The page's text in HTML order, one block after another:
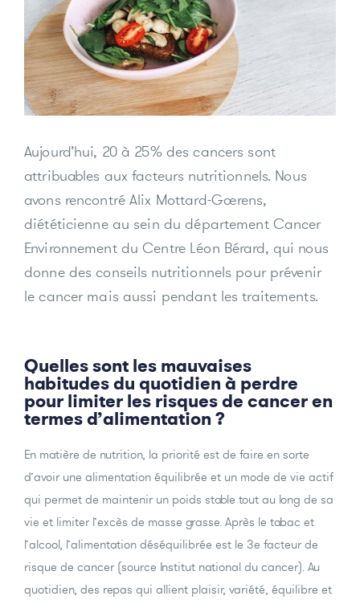
Aujourd’hui, 20 à 25% des cancers sont
attribuables aux facteurs nutritionnels. Nous
avons rencontré Alix Mottard-Goerens,
diététicienne au sein du département Cancer
Environnement du Centre Léon Bérard, qui nous
donne des conseils nutritionnels pour prévenir
le cancer mais aussi pendant les traitements.
Quelles sont les mauvaises
habitudes du quotidien à perdre
pour limiter les risques de cancer en
termes d’alimentation ?
En matière de nutrition, la priorité est de faire en sorte
d’avoir une alimentation équilibrée et un mode de vie actif
qui permet de maintenir un poids stable tout au long de sa
vie et limiter l’excès de masse grasse. Après le tabac et
l’alcool, l’alimentation déséquilibrée est le 3e facteur de
risque de cancer (source Institut national du cancer). Au
quotidien, des repas qui allient plaisir, variété, équilibre et